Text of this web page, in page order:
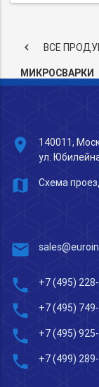
keyboard_arrow_left ВСЕ
МИКРОСВАРКИ
place
140011,
ул.
map Схема
mail
phone +7 (495)
phone +7 (495)
phone +7 (495)
phone +7 (499)